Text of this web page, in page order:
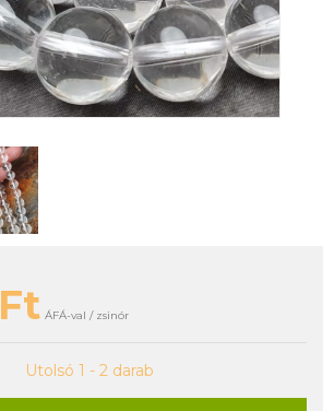
Ft ÁFÁ-val / zsinór
Utolsó 1 - 2 darab